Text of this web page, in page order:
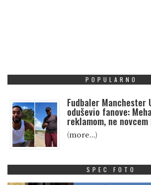
POPULARNO
Fudbaler Manchester
oduševio fanove:
reklamom, ne novcem
(more…)
SPEC FOTO